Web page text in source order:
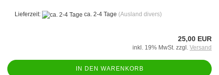
Lieferzeit: ca. 2-4 Tage (Ausland divers)
25,00 EUR
inkl. 19% MwSt. zzgl. Versand
IN DEN WARENKORB